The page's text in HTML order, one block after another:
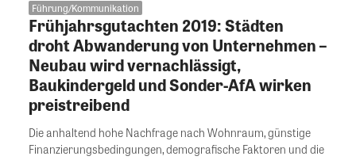
Führung/Kommunikation
Frühjahrsgutachten 2019: Städten
droht Abwanderung von Unternehmen –
Neubau wird vernachlässigt,
Baukindergeld und Sonder-AfA wirken
preistreibend
Die anhaltend hohe Nachfrage nach Wohnraum, günstige
Finanzierungsbedingungen, demografische Faktoren und die